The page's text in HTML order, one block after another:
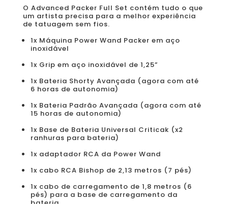
O Advanced Packer Full Set contém tudo o que
um artista precisa para a melhor experiência
de tatuagem sem fios.
1x Máquina Power Wand Packer em aço
inoxidável
1x Grip em aço inoxidável de 1,25”
1x Bateria Shorty Avançada (agora com até
6 horas de autonomia)
1x Bateria Padrão Avançada (agora com até
15 horas de autonomia)
1x Base de Bateria Universal Criticak (x2
ranhuras para bateria)
1x adaptador RCA da Power Wand
1x cabo RCA Bishop de 2,13 metros (7 pés)
1x cabo de carregamento de 1,8 metros (6
pés) para a base de carregamento da